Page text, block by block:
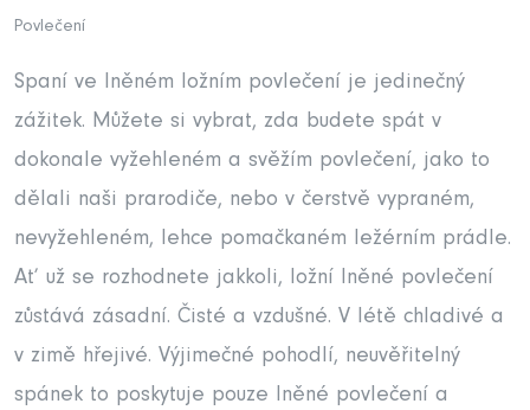
Povlečení
Spaní ve lněném ložním povlečení je jedinečný
zážitek. Můžete si vybrat, zda budete spát v
dokonale vyžehleném a svěžím povlečení, jako to
dělali naši prarodiče, nebo v čerstvě vypraném,
nevyžehleném, lehce pomačkaném ležérním prádle.
Ať už se rozhodnete jakkoli, ložní lněné povlečení
zůstává zásadní. Čisté a vzdušné. V létě chladivé a
v zimě hřejivé. Výjimečné pohodlí, neuvěřitelný
spánek to poskytuje pouze lněné povlečení a